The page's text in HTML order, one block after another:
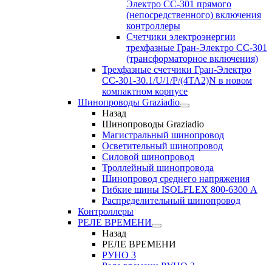
Электро CC-301 прямого
(непосредственного) включения
контроллеры
Счетчики электроэнергии
трехфазные Гран-Электро CC-301
(трансформаторное включения)
Трехфазные счетчики Гран-Электро
СС-301-30.1/U/1/P/(4TA2)N в новом
компактном корпусе
Шинопроводы Graziadio
Назад
Шинопроводы Graziadio
Магистральный шинопровод
Осветительный шинопровод
Силовой шинопровод
Троллейный шинопровода
Шинопровод среднего напряжения
Гибкие шины ISOLFLEX 800-6300 А
Распределительный шинопровод
Контроллеры
РЕЛЕ ВРЕМЕНИ
Назад
РЕЛЕ ВРЕМЕНИ
РУНО 3